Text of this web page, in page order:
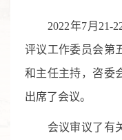
2022年7月 21-
评议工作委员会第
和主任主持，咨委
出席了会议。
会议审议了有